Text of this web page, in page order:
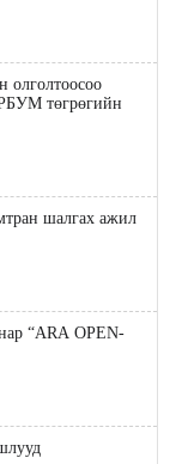
төгрөгийн
шалгах ажил
“ARA OPEN-